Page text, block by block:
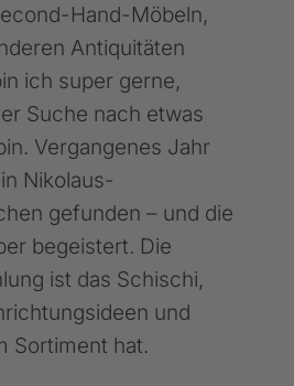
Hand-Möbeln,
Antiquitäten
ich super gerne,
Suche nach etwas
Vergangenes Jahr
Nikolaus-
gefunden – und die
begeistert. Die
ist das Schischi,
und
Sortiment hat.